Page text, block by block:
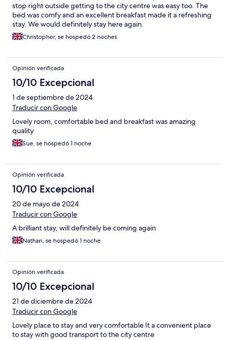
stop right outside getting to the city centre was easy too. The
bed was comfy and an excellent breakfast made it a refreshing
stay. We would definitely stay here again.
Christopher, se hospedó 2 noches
Opinión verificada
10/10 Excepcional
1 de septiembre de 2024
Traducir con Google
Lovely room, comfortable bed and breakfast was amazing
quality
Sue, se hospedó 1 noche
Opinión verificada
10/10 Excepcional
20 de mayo de 2024
Traducir con Google
A brilliant stay, will definitely be coming again
Nathan, se hospedó 1 noche
Opinión verificada
10/10 Excepcional
21 de diciembre de 2024
Traducir con Google
Lovely place to stay and very comfortable It a convenient place
to stay with good transport to the city centre